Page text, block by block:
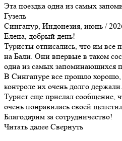
Эта поездка одна из самых
Гузель
Сингапур, Индонезия, июнь /
Елена, добрый день!
Туристы отписались, что им все
на Бали. Они впервые в таком
одна из самых запоминающихся
В Сингапуре все прошло
контроле их очень долго держали.
Турист еще прислал сообщение,
очень понравилась своей
Благодарим за сотрудничество!
Читать далее Свернуть